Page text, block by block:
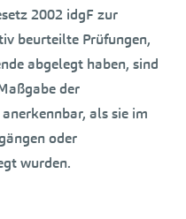
2002 idgF zur
beurteilte Prüfungen,
abgelegt haben, sind
der
als sie im
oder
wurden.